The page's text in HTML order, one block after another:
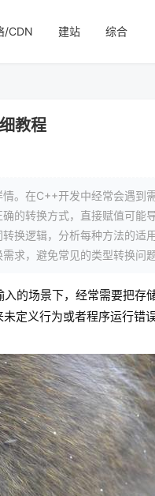
/CDN 建站 综合
教程
。在C++开发中经常会遇到
的转换方式，直接赋值可能
换逻辑，分析每种方法的适
求，避免常见的类型转换问题
的场景下，经常需要把存
定义行为或者程序运行错